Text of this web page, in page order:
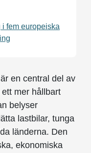
fem europeiska
en central del av
mer hållbart
belyser
lastbilar, tunga
länderna. Den
ekonomiska